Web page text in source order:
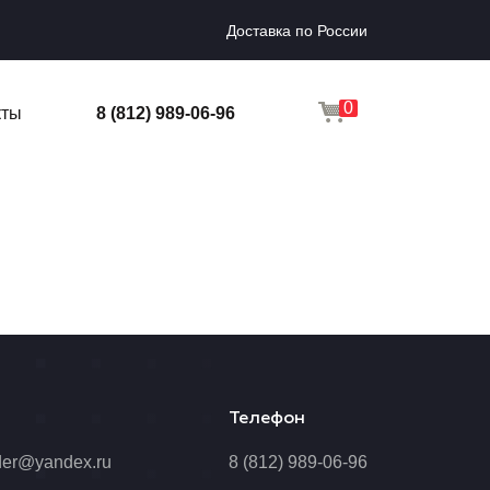
Доставка по России
8 (812) 989-06-96 0
Телефон
8 (812) 989-06-96